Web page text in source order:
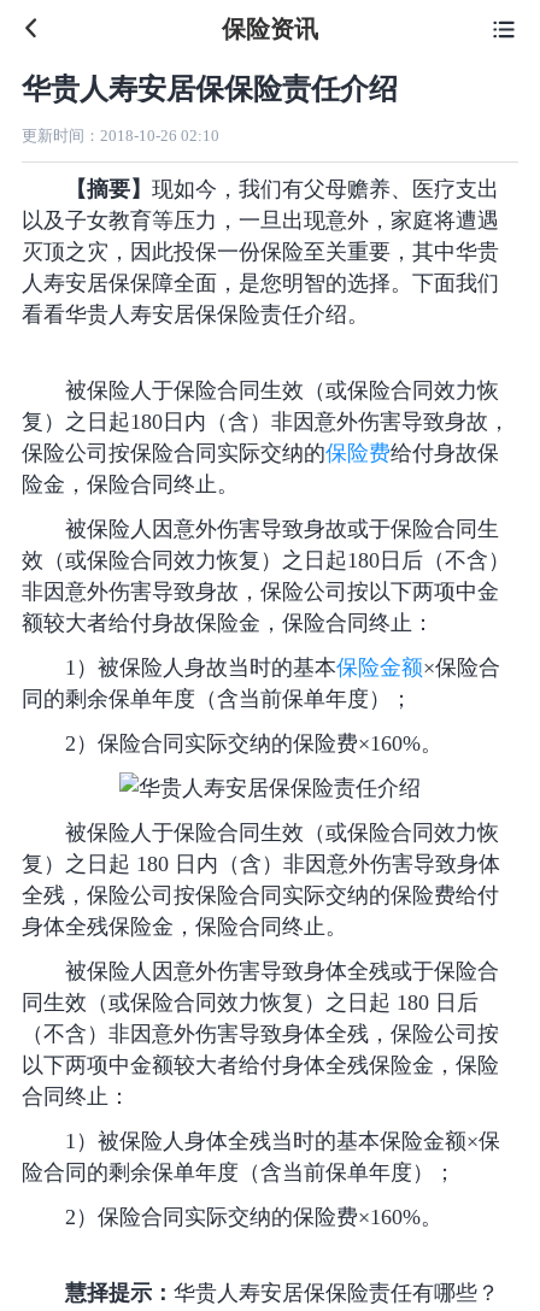
 保险资讯
华贵人寿安居保保险责任介绍
更新时间： 2018-10-26 02:10
【摘要】 现如今，我们有父母赡养、医疗支出
以及子女教育等压力，一旦出现意外，家庭将遭遇
灭顶之灾，因此投保一份保险至关重要，其中华贵
人寿安居保保障全面，是您明智的选择。下面我们
看看华贵人寿安居保保险责任介绍。
被保险人于保险合同生效（或保险合同效力恢
复）之日起180日内（含）非因意外伤害导致身故，
保险公司按保险合同实际交纳的保险费给付身故保
险金，保险合同终止。
被保险人因意外伤害导致身故或于保险合同生
效（或保险合同效力恢复）之日起180日后（不含）
非因意外伤害导致身故，保险公司按以下两项中金
额较大者给付身故保险金，保险合同终止：
1）被保险人身故当时的基本保险金额×保险合
同的剩余保单年度（含当前保单年度）；
2）保险合同实际交纳的保险费×160%。
被保险人于保险合同生效（或保险合同效力恢
复）之日起 180 日内（含）非因意外伤害导致身体
全残，保险公司按保险合同实际交纳的保险费给付
身体全残保险金，保险合同终止。
被保险人因意外伤害导致身体全残或于保险合
同生效（或保险合同效力恢复）之日起 180 日后
（不含）非因意外伤害导致身体全残，保险公司按
以下两项中金额较大者给付身体全残保险金，保险
合同终止：
1）被保险人身体全残当时的基本保险金额×保
险合同的剩余保单年度（含当前保单年度）；
2）保险合同实际交纳的保险费×160%。
慧择提示： 华贵人寿安居保保险责任有哪些？